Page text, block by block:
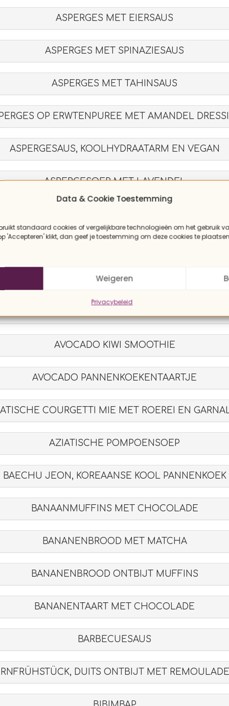
Data & Cookie Toestemming
standaard cookies of vergelijkbare technologieën om het gebruik
'Accepteren' klikt, dan geef je toestemming om deze cookies te
Weigeren
Privacybeleid
ASPERGES MET EIERSAUS
ASPERGES MET SPINAZIESAUS
ASPERGES MET TAHINSAUS
OP ERWTENPUREE MET AMANDEL
ASPERGESAUS, KOOLHYDRAATARM EN VEGAN
ASPERGESOEP MET LAVENDEL
AUBERGINE UIT HET MIDDEN-OOSTEN
AVOCADO KIWI SMOOTHIE
AVOCADO PANNENKOEKENTAARTJE
COURGETTI MIE MET ROEREI EN
AZIATISCHE POMPOENSOEP
BAECHU JEON, KOREAANSE KOOL PANNENKOEK
BANAANMUFFINS MET CHOCOLADE
BANANENBROOD MET MATCHA
BANANENBROOD ONTBIJT MUFFINS
BANANENTAART MET CHOCOLADE
BARBECUESAUS
DUITS ONTBIJT MET